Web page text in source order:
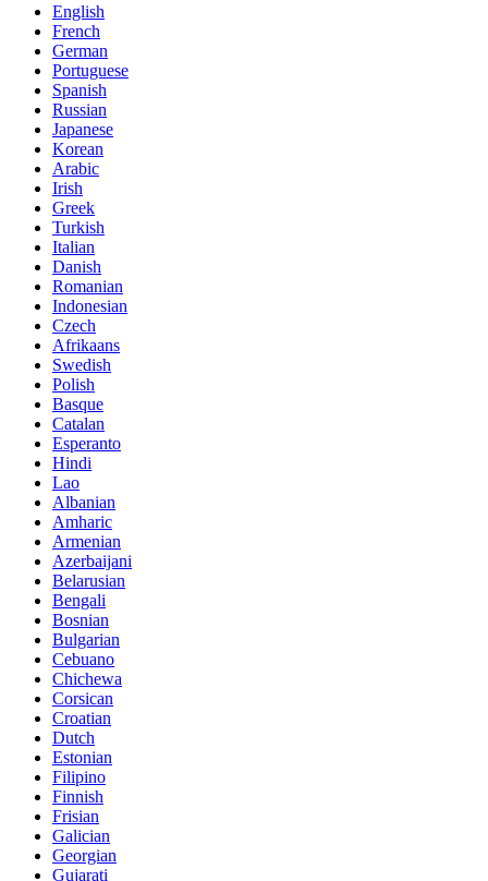
English
French
German
Portuguese
Spanish
Russian
Japanese
Korean
Arabic
Irish
Greek
Turkish
Italian
Danish
Romanian
Indonesian
Czech
Afrikaans
Swedish
Polish
Basque
Catalan
Esperanto
Hindi
Lao
Albanian
Amharic
Armenian
Azerbaijani
Belarusian
Bengali
Bosnian
Bulgarian
Cebuano
Chichewa
Corsican
Croatian
Dutch
Estonian
Filipino
Finnish
Frisian
Galician
Georgian
Gujarati